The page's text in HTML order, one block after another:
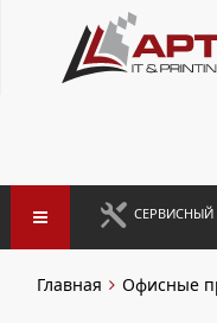
СЕРВИСНЫЙ
Главная Офисные